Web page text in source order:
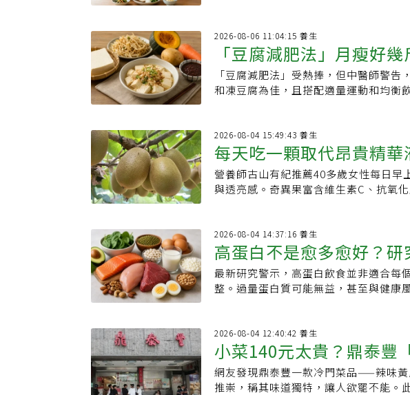
2026-08-06 11:04:15 養生
「豆腐減肥法」月瘦好
好」，消脹氣有妙招
「豆腐減肥法」受熱捧，但中醫師警
和凍豆腐為佳，且搭配適量運動和均衡
2026-08-04 15:49:43 養生
每天吃一顆取代昂貴精
水果 維持透亮肌膚
營養師古山有紀推薦40多歲女性每日早
與透亮感。奇異果富含維生素C、抗氧
2026-08-04 14:37:16 養生
高蛋白不是愈多愈好？
天吃多少、哪些人該多補
最新研究警示，高蛋白飲食並非適合每
整。過量蛋白質可能無益，甚至與健康
2026-08-04 12:40:42 養生
小菜140元太貴？鼎泰豐
饕：自己做不出來
網友發現鼎泰豐一款冷門菜品——辣味
推崇，稱其味道獨特，讓人欲罷不能。